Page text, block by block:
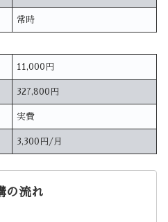
常時
11,000円
327,800円
実費
3,300円/月
の流れ